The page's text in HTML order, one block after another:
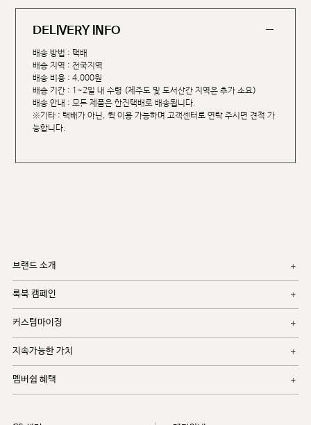
DELIVERY INFO
배송 방법 : 택배
배송 지역 : 전국지역
배송 비용 : 4,000원
배송 기간 : 1~2일 내 수령 (제주도 및 도서산간 지역은 추가 소요)
배송 안내 : 모든 제품은 한진택배로 배송됩니다.
※기타 : 택배가 아닌, 퀵 이용 가능하며 고객센터로 연락 주시면 견적 가
능합니다.
브랜드 소개
룩북 캠페인
커스텀마이징
지속가능한 가치
멤버쉽 혜택